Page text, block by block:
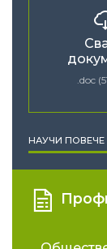
.doc
НАУЧИ ПОВЕЧЕ